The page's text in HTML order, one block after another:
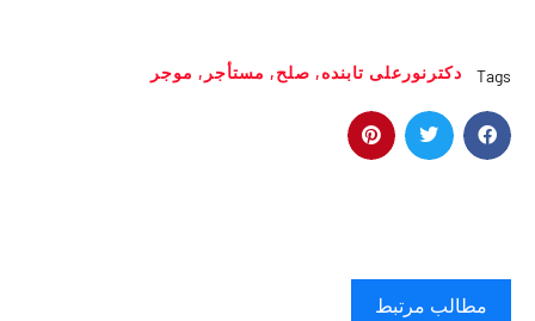
Tags دکترنورعلی تابنده, صلح, مستأجر , موجر
مطالب مرتبط